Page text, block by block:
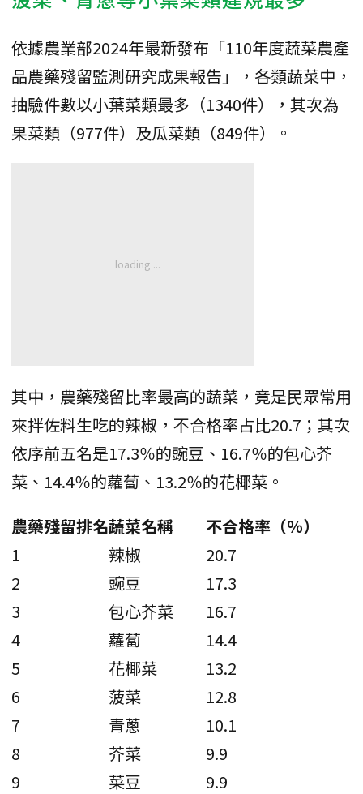
依據農業部2024年最新發布「110年度蔬菜農產
品農藥殘留監測研究成果報告」，各類蔬菜中，
抽驗件數以小葉菜類最多（1340件），其次為
果菜類（977件）及瓜菜類（849件）。
其中，農藥殘留比率最高的蔬菜，竟是民眾常用
來拌佐料生吃的辣椒，不合格率占比20.7；其次
依序前五名是17.3％的豌豆、16.7％的包心芥
菜、14.4％的蘿蔔、13.2％的花椰菜。
農藥殘留排名蔬菜名稱 不合格率（％）
1
辣椒
20.7
2
豌豆
17.3
3
包心芥菜
16.7
4
蘿蔔
14.4
5
花椰菜
13.2
6
菠菜
12.8
7
青蔥
10.1
8
芥菜
9.9
9
菜豆
9.9